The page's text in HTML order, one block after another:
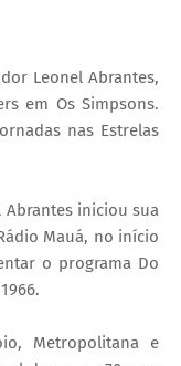
Leonel Abrantes,
em Os Simpsons.
nas Estrelas
Abrantes iniciou sua
Mauá, no início
o programa Do
Metropolitana e